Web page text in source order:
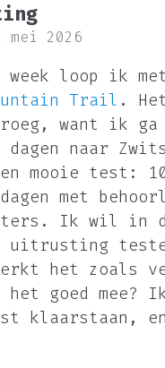
2026
week loop ik
Trail .
want ik ga
dagen naar
mooie test:
met
Ik wil in
uitrusting
het zoals
goed mee?
klaarstaan,